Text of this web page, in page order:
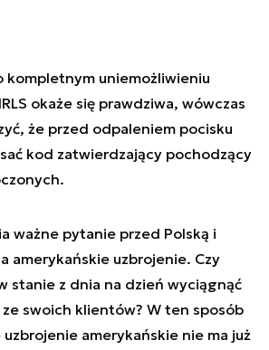
kompletnym uniemożliwieniu
okaże się prawdziwa, wówczas
że przed odpaleniem pocisku
kod zatwierdzający pochodzący
ważne pytanie przed Polską i
amerykańskie uzbrojenie. Czy
stanie z dnia na dzień wyciągnąć
swoich klientów? W ten sposób
amerykańskie nie ma już